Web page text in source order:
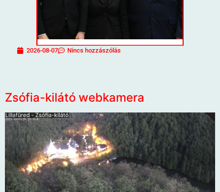
2026-08-07 Nincs hozzászólás
Zsófia-kilátó webkamera